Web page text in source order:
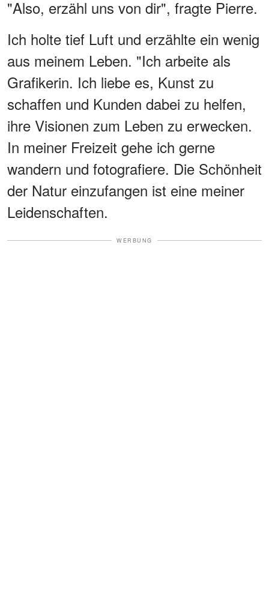
"Also, erzähl uns von dir", fragte Pierre.
Ich holte tief Luft und erzählte ein wenig
aus meinem Leben. "Ich arbeite als
Grafikerin. Ich liebe es, Kunst zu
schaffen und Kunden dabei zu helfen,
ihre Visionen zum Leben zu erwecken.
In meiner Freizeit gehe ich gerne
wandern und fotografiere. Die Schönheit
der Natur einzufangen ist eine meiner
Leidenschaften.
WERBUNG